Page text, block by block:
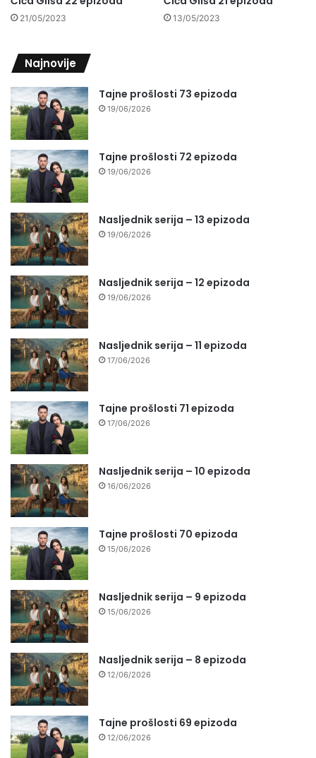
21/05/2023 13/05/2023
Najnovije
Tajne prošlosti 73 epizoda
19/06/2026
Tajne prošlosti 72 epizoda
19/06/2026
Nasljednik serija – 13 epizoda
19/06/2026
Nasljednik serija – 12 epizoda
19/06/2026
Nasljednik serija – 11 epizoda
17/06/2026
Tajne prošlosti 71 epizoda
17/06/2026
Nasljednik serija – 10 epizoda
16/06/2026
Tajne prošlosti 70 epizoda
15/06/2026
Nasljednik serija – 9 epizoda
15/06/2026
Nasljednik serija – 8 epizoda
12/06/2026
Tajne prošlosti 69 epizoda
12/06/2026